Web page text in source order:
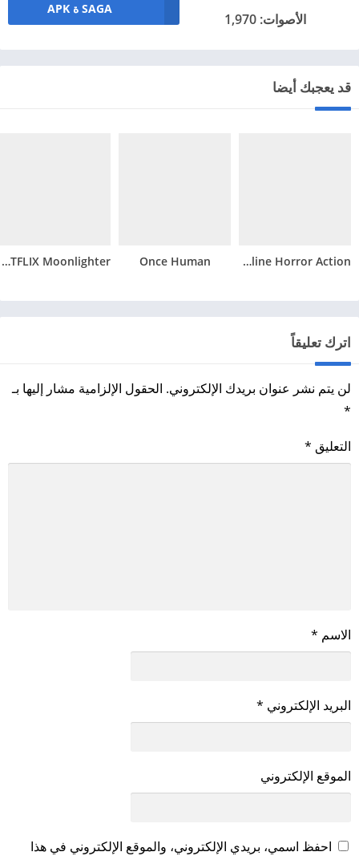
الأصوات: 1,970
SAGA ة APK
قد يعجبك أيضا
Mimicry: Online Horror Action
Once Human
NETFLIX Moonlighter
اترك تعليقاً
لن يتم نشر عنوان بريدك الإلكتروني. الحقول الإلزامية مشار إليها بـ
*
التعليق *
الاسم *
البريد الإلكتروني *
الموقع الإلكتروني
احفظ اسمي، بريدي الإلكتروني، والموقع الإلكتروني في هذا